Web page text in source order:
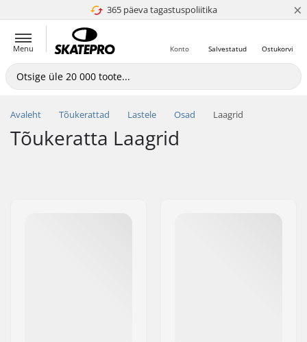
365 päeva tagastuspoliitika
4.8 paljaks 5 ×
Menu Ostukorvi
Salvestatud
Konto
Avaleht Tõukerattad Lastele Osad Laagrid
Tõukeratta Laagrid